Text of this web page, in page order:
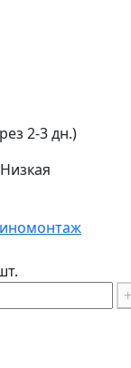
2-3 дн.)
Низкая
+